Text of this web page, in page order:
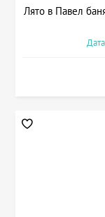
Лято в Павел